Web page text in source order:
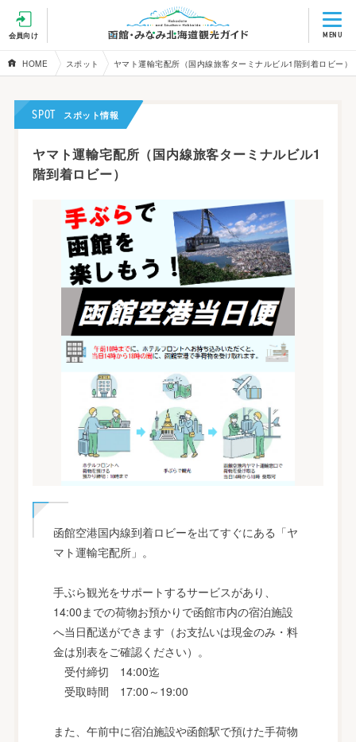
MENU
会員向け
HOME スポット ヤマト運輸宅配所（国内線旅客ターミナルビル1階到着ロビー）
SPOT スポット情報
ヤマト運輸宅配所（国内線旅客ターミナルビル1
階到着ロビー）
函館空港国内線到着ロビーを出てすぐにある「ヤ
マト運輸宅配所」。
手ぶら観光をサポートするサービスがあり、
14:00までの荷物お預かりで函館市内の宿泊施設
へ当日配送ができます（お支払いは現金のみ・料
金は別表をご確認ください）。
受付締切 14:00迄
受取時間 17:00～19:00
また、午前中に宿泊施設や函館駅で預けた手荷物